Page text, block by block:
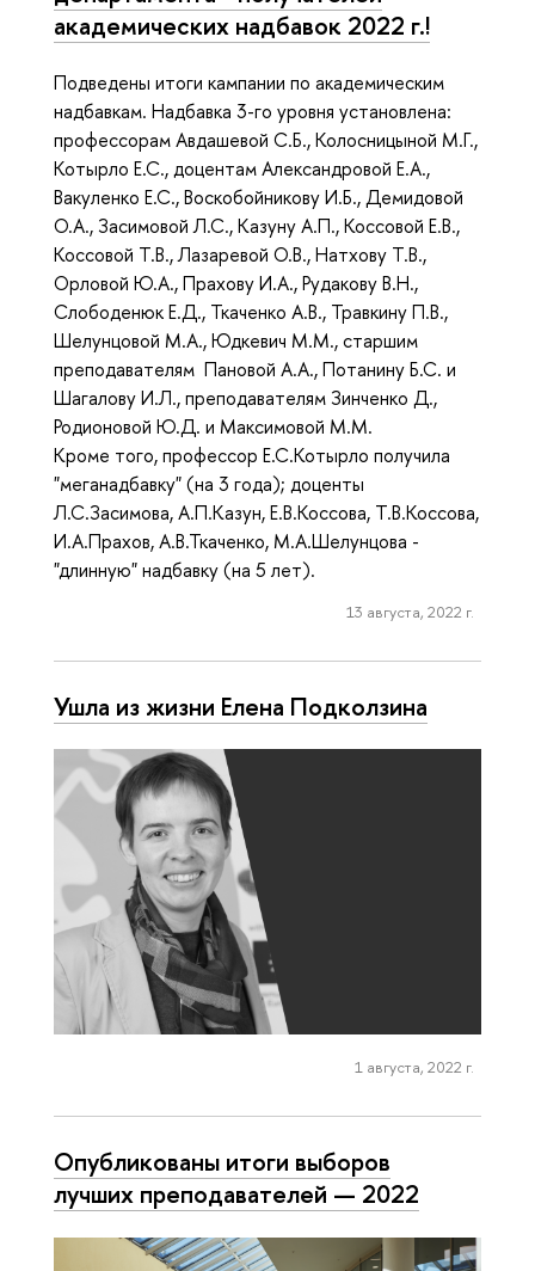
академических надбавок 2022 г.!
Подведены итоги кампании по академическим
надбавкам. Надбавка 3-го уровня установлена:
профессорам Авдашевой С.Б., Колосницыной М.Г.,
Котырло Е.С., доцентам Александровой Е.А.,
Вакуленко Е.С., Воскобойникову И.Б., Демидовой
О.А., Засимовой Л.С., Казуну А.П., Коссовой Е.В.,
Коссовой Т.В., Лазаревой О.В., Натхову Т.В.,
Орловой Ю.А., Прахову И.А., Рудакову В.Н.,
Слободенюк Е.Д., Ткаченко А.В., Травкину П.В.,
Шелунцовой М.А., Юдкевич М.М., старшим
преподавателям Пановой А.А., Потанину Б.С. и
Шагалову И.Л., преподавателям Зинченко Д.,
Родионовой Ю.Д. и Максимовой М.М.
Кроме того, профессор Е.С.Котырло получила
"меганадбавку" (на 3 года); доценты
Л.С.Засимова, А.П.Казун, Е.В.Коссова, Т.В.Коссова,
И.А.Прахов, А.В.Ткаченко, М.А.Шелунцова -
"длинную" надбавку (на 5 лет).
13 августа, 2022 г.
Ушла из жизни Елена Подколзина
1 августа, 2022 г.
Опубликованы итоги выборов
лучших преподавателей — 2022